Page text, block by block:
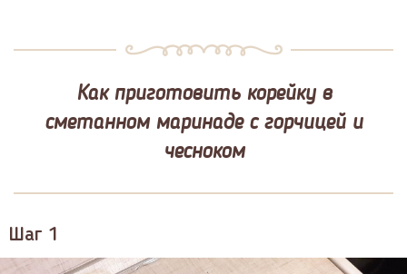
Как приготовить корейку в
сметанном маринаде с горчицей и
чесноком
Шаг 1